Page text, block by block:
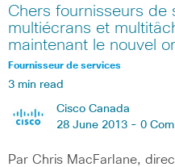
Chers fournisseurs de
multiécrans et
maintenant le nouvel
Fournisseur de services
3 min read
Cisco Canada
28 June 2013 - 0
Par Chris MacFarlane,